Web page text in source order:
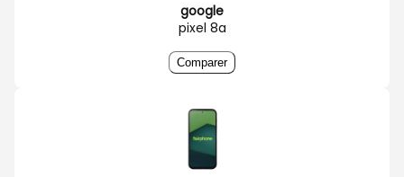
google
pixel 8a
Comparer